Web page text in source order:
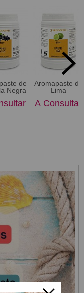
de
Negra
Aromapaste de
Lima
A Consultar